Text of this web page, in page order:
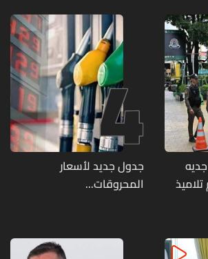
4
جدول جديد لأسعار
المحروقات...